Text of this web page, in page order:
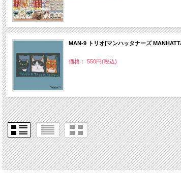
MAN‐9 トリオ[マンハッタナーズ
価格： 550円(税込)